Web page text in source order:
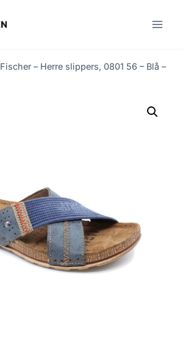
Fischer – Herre slippers, 0801 56 – Blå –